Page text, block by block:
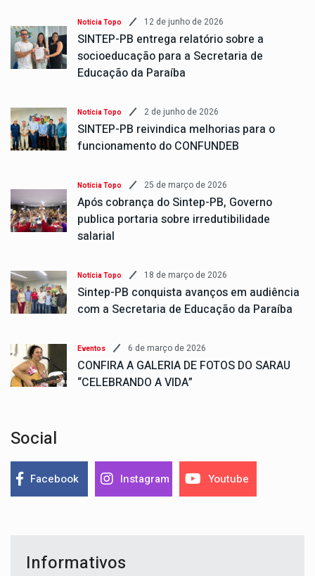
Notícia Topo 12 de junho de 2026
SINTEP-PB entrega relatório sobre a
socioeducação para a Secretaria de
Educação da Paraíba
Notícia Topo 2 de junho de 2026
SINTEP-PB reivindica melhorias para o
funcionamento do CONFUNDEB
Notícia Topo 25 de março de 2026
Após cobrança do Sintep-PB, Governo
publica portaria sobre irredutibilidade
salarial
Notícia Topo 18 de março de 2026
Sintep-PB conquista avanços em audiência
com a Secretaria de Educação da Paraíba
Eventos 6 de março de 2026
CONFIRA A GALERIA DE FOTOS DO SARAU
“CELEBRANDO A VIDA”
Social
Facebook Instagram Youtube
Informativos